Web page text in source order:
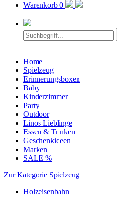
Warenkorb 0
Home
Spielzeug
Erinnerungsboxen
Baby
Kinderzimmer
Party
Outdoor
Linos Lieblinge
Essen & Trinken
Geschenkideen
Marken
SALE %
Zur Kategorie Spielzeug
Holzeisenbahn